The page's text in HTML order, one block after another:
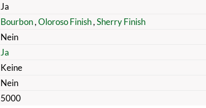
Ja
Bourbon,Oloroso Finish,Sherry Finish
Nein
Ja
Keine
Nein
5000